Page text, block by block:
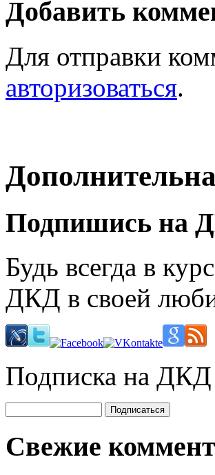
Добавить
Для отправки
авторизоваться.
Подпишись на
Будь всегда в
ДКД в своей
Подписка на ДКД
Свежие